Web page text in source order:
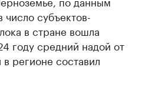
субъектов-
в стране вошла
году средний надой от
регионе составил